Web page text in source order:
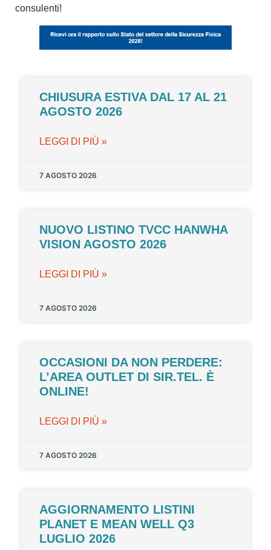
consulenti!
CHIUSURA ESTIVA DAL 17 AL 21
AGOSTO 2026
LEGGI DI PIÙ »
7 AGOSTO 2026
NUOVO LISTINO TVCC HANWHA
VISION AGOSTO 2026
LEGGI DI PIÙ »
7 AGOSTO 2026
OCCASIONI DA NON PERDERE:
L’AREA OUTLET DI SIR.TEL. È
ONLINE!
LEGGI DI PIÙ »
7 AGOSTO 2026
AGGIORNAMENTO LISTINI
PLANET E MEAN WELL Q3
LUGLIO 2026